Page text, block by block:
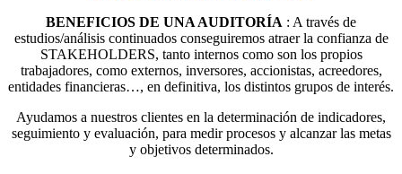
BENEFICIOS DE UNA AUDITORÍA : A través de
estudios/análisis continuados conseguiremos atraer la confianza de
STAKEHOLDERS, tanto internos como son los propios
trabajadores, como externos, inversores, accionistas, acreedores,
entidades financieras…, en definitiva, los distintos grupos de interés.
Ayudamos a nuestros clientes en la determinación de indicadores,
seguimiento y evaluación, para medir procesos y alcanzar las metas
y objetivos determinados.